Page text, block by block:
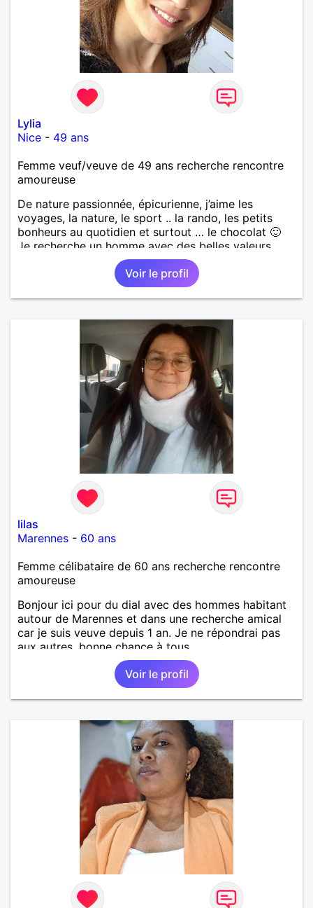
Lylia
Nice - 49 ans
Femme veuf/veuve de 49 ans recherche rencontre
amoureuse
De nature passionnée, épicurienne, j’aime les
voyages, la nature, le sport .. la rando, les petits
bonheurs au quotidien et surtout … le chocolat 🙂
Je recherche un homme avec des belles valeurs,
respectueux, bienveillant. Une jolie rencontre, un
feeling, une connexion, pour vivre une belle histoire
d’amour et profiter de ce que la vie peut nous offrir
de plus beau en retour. Je tiens à préciser, que je
Voir le profil
lilas
Marennes - 60 ans
Femme célibataire de 60 ans recherche rencontre
amoureuse
Bonjour ici pour du dial avec des hommes habitant
autour de Marennes et dans une recherche amical
car je suis veuve depuis 1 an. Je ne répondrai pas
aux autres, bonne chance à tous.
Voir le profil